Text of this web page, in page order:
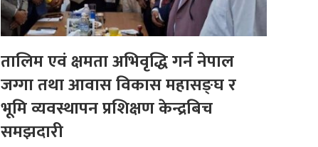
तालिम एवं क्षमता अभिवृद्धि गर्न नेपाल
जग्गा तथा आवास विकास महासङ्घ र
भूमि व्यवस्थापन प्रशिक्षण केन्द्रबिच
समझदारी